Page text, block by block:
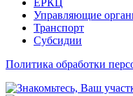
ЕРКЦ
Управляющие
Транспорт
Субсидии
Политика обработки